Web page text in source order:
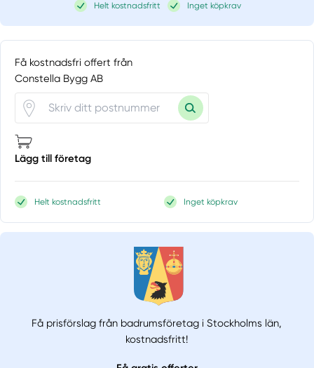
Helt kostnadsfritt Inget köpkrav
Få kostnadsfri offert från
Constella Bygg AB
Lägg till företag
Helt kostnadsfritt Inget köpkrav
Få prisförslag från badrumsföretag i Stockholms län,
kostnadsfritt!